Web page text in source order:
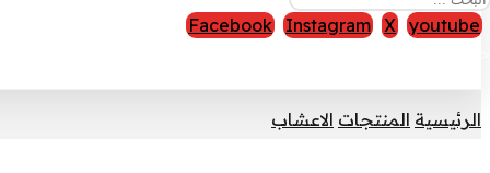
Facebook Instagram X youtube
الرئيسية المنتجات الاعشاب